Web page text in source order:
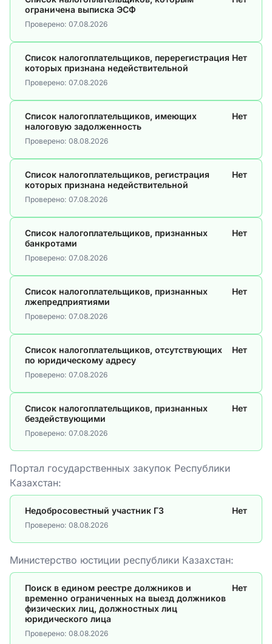
ограничена выписка ЭСФ
Проверено: 07.08.2026
Список налогоплательщиков, перерегистрация
которых признана недействительной
Нет
Проверено: 07.08.2026
Список налогоплательщиков, имеющих
налоговую задолженность
Нет
Проверено: 08.08.2026
Список налогоплательщиков, регистрация
которых признана недействительной
Нет
Проверено: 07.08.2026
Список налогоплательщиков, признанных
банкротами
Нет
Проверено: 07.08.2026
Список налогоплательщиков, признанных
лжепредприятиями
Нет
Проверено: 07.08.2026
Список налогоплательщиков, отсутствующих
по юридическому адресу
Нет
Проверено: 07.08.2026
Список налогоплательщиков, признанных
бездействующими
Нет
Проверено: 07.08.2026
Портал государственных закупок Республики
Казахстан:
Недобросовестный участник ГЗ Нет
Проверено: 08.08.2026
Министерство юстиции республики Казахстан:
Поиск в едином реестре должников и
временно ограниченных на выезд должников
физических лиц, должностных лиц
юридического лица
Нет
Проверено: 08.08.2026